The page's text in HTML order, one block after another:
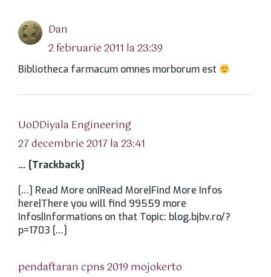
Dan
2 februarie 2011 la 23:39
Bibliotheca farmacum omnes morborum est
UoDDiyala Engineering
27 decembrie 2017 la 23:41
… [Trackback]
[…] Read More on|Read More|Find More Infos
here|There you will find 99559 more
Infos|Informations on that Topic: blog.bjbv.ro/?
p=1703 […]
pendaftaran cpns 2019 mojokerto